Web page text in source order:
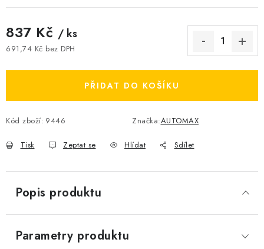
837 Kč / ks
691,74 Kč bez DPH
PŘIDAT DO KOŠÍKU
Kód zboží: 9446 Značka:AUTOMAX
Tisk Zeptat se Hlídat Sdílet
Popis produktu
Parametry produktu